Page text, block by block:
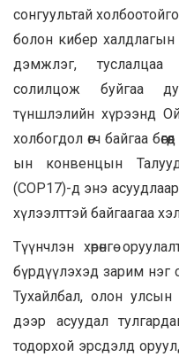
сонгуультай
болон кибер халдлагын
дэмжлэг, туслалцаа
солилцож буйгаа
түншлэлийн хүрээнд
холбогдол өгч байгаа
ын конвенцын
(COP17)-д энэ
хүлээлттэй байгаагаа
Түүнчлэн хөрөнгө
бүрдүүлэхэд зарим нэг
Тухайлбал, олон улсын
дээр асуудал
тодорхой эрсдэлд